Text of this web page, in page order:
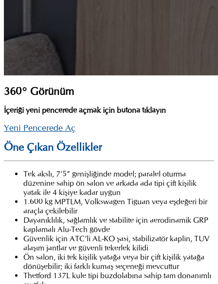
360° Görünüm
İçeriği yeni pencerede açmak için butona tıklayın
Yeni Pencerede Aç
Öne Çıkan Özellikler
Tek akslı, 7’5” genişliğinde model; paralel oturma
düzenine sahip ön salon ve arkada ada tipi çift kişilik
yatak ile 4 kişiye kadar uygun
1.600 kg MPTLM, Volkswagen Tiguan veya eşdeğeri bir
araçla çekilebilir
Dayanıklılık, sağlamlık ve stabilite için aerodinamik GRP
kaplamalı Alu-Tech gövde
Güvenlik için ATC’li AL-KO şasi, stabilizatör kaplin, TUV
alaşım jantlar ve güvenli tekerlek kilidi
Ön salon, iki tek kişilik yatağa veya bir çift kişilik yatağa
dönüşebilir; iki farklı kumaş seçeneği mevcuttur
Thetford 137L kule tipi buzdolabına sahip tam donanımlı